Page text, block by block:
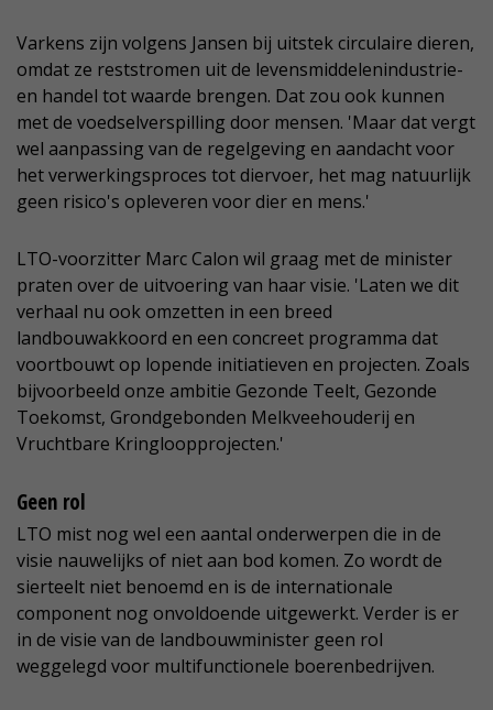
Varkens zijn volgens Jansen bij uitstek circulaire dieren,
omdat ze reststromen uit de levensmiddelenindustrie-
en handel tot waarde brengen. Dat zou ook kunnen
met de voedselverspilling door mensen. 'Maar dat vergt
wel aanpassing van de regelgeving en aandacht voor
het verwerkingsproces tot diervoer, het mag natuurlijk
geen risico's opleveren voor dier en mens.'
LTO-voorzitter Marc Calon wil graag met de minister
praten over de uitvoering van haar visie. 'Laten we dit
verhaal nu ook omzetten in een breed
landbouwakkoord en een concreet programma dat
voortbouwt op lopende initiatieven en projecten. Zoals
bijvoorbeeld onze ambitie Gezonde Teelt, Gezonde
Toekomst, Grondgebonden Melkveehouderij en
Vruchtbare Kringloopprojecten.'
Geen rol
LTO mist nog wel een aantal onderwerpen die in de
visie nauwelijks of niet aan bod komen. Zo wordt de
sierteelt niet benoemd en is de internationale
component nog onvoldoende uitgewerkt. Verder is er
in de visie van de landbouwminister geen rol
weggelegd voor multifunctionele boerenbedrijven.